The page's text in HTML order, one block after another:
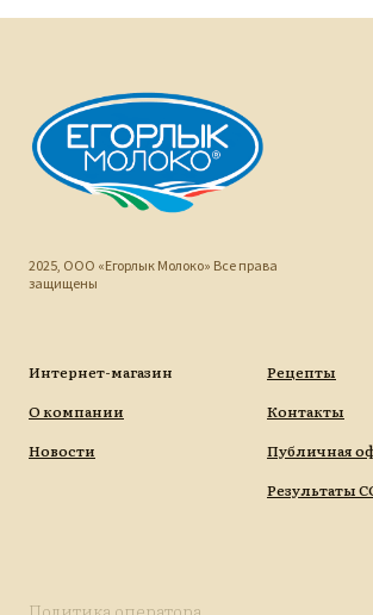
2025, ООО «Егорлык Молоко» Все права
защищены
Интернет-магазин
О компании
Новости
Рецепты
Контакты
Публичная
Результаты
Политика оператора